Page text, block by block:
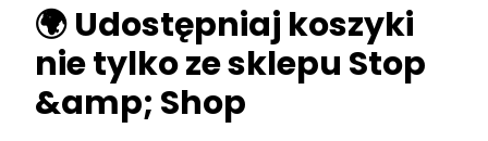
🌍 Udostępniaj koszyki
nie tylko ze sklepu Stop
&amp; Shop